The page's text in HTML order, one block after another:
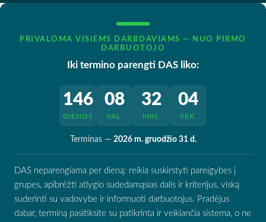
PRIVALOMA VISIEMS DARBDAVIAMS — NUO PIRMO
DARBUOTOJO
Iki termino parengti DAS liko:
146
DIENOS
08
VAL.
32
MIN.
03
SEK.
Terminas — 2026 m. gruodžio 31 d.
DAS neparengiama per dieną: reikia suskirstyti pareigybes į
grupes, apibrėžti atlygio sudedamąsias dalis ir kriterijus, viską
suderinti su vadovybe ir informuoti darbuotojus. Pradėjus
dabar, terminą pasitiksite su patikrinta ir veikiančia sistema, o ne